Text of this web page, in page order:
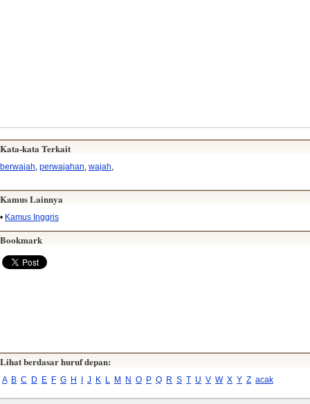
Kata-kata Terkait
berwajah perwajahan wajah
Kamus Lainnya
• Kamus Inggris
Bookmark
Lihat berdasar huruf depan:
A B C D E F G H J K L M N O P Q R S T U V W X Y Z acak